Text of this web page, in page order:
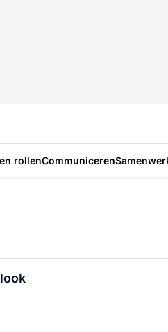
rollenCommuniceren